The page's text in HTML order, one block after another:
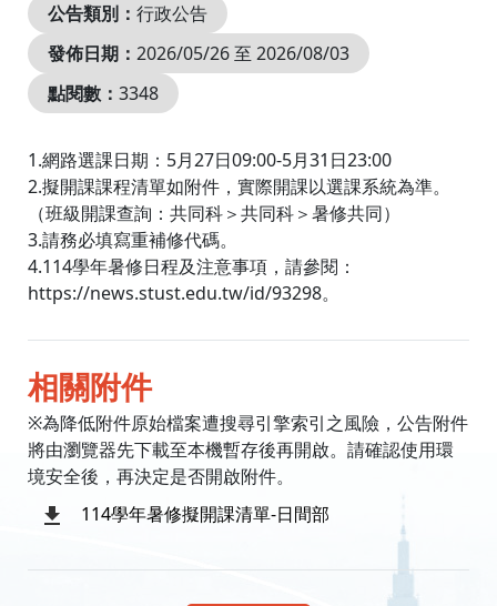
公告類別： 行政公告
發佈日期： 2026/05/26 至 2026/08/03
點閱數： 3348
1.網路選課日期：5月27日09:00-5月31日23:00
2.擬開課課程清單如附件，實際開課以選課系統為準。
（班級開課查詢：共同科＞共同科＞暑修共同）
3.請務必填寫重補修代碼。
4.114學年暑修日程及注意事項，請參閱：
https://news.stust.edu.tw/id/93298。
相關附件
※為降低附件原始檔案遭搜尋引擎索引之風險，公告附件
將由瀏覽器先下載至本機暫存後再開啟。請確認使用環
境安全後，再決定是否開啟附件。
114學年暑修擬開課清單-日間部